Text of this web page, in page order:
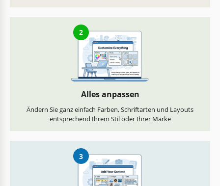
2
Alles anpassen
Ändern Sie ganz einfach Farben, Schriftarten und Layouts
entsprechend Ihrem Stil oder Ihrer Marke
3